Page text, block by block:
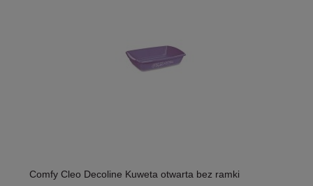
Comfy Cleo Decoline Kuweta otwarta bez ramki